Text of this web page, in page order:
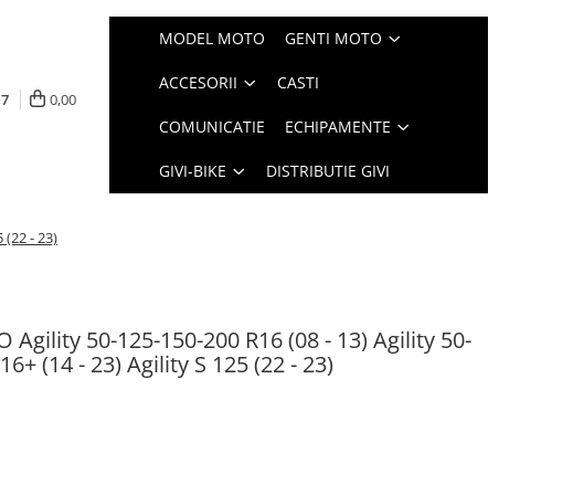
0,00
MODEL MOTO GENTI MOTO
ACCESORII CASTI
COMUNICATIE ECHIPAMENTE
GIVI-BIKE DISTRIBUTIE GIVI
(22 - 23)
Agility 50-125-150-200 R16 (08 - 13) Agility 50-
(14 - 23) Agility S 125 (22 - 23)